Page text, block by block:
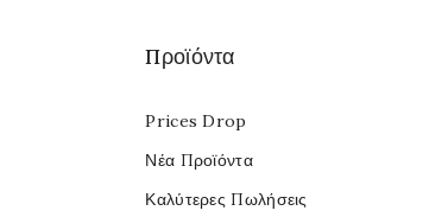
Προϊόντα
Prices Drop
Νέα Προϊόντα
Καλύτερες Πωλήσεις